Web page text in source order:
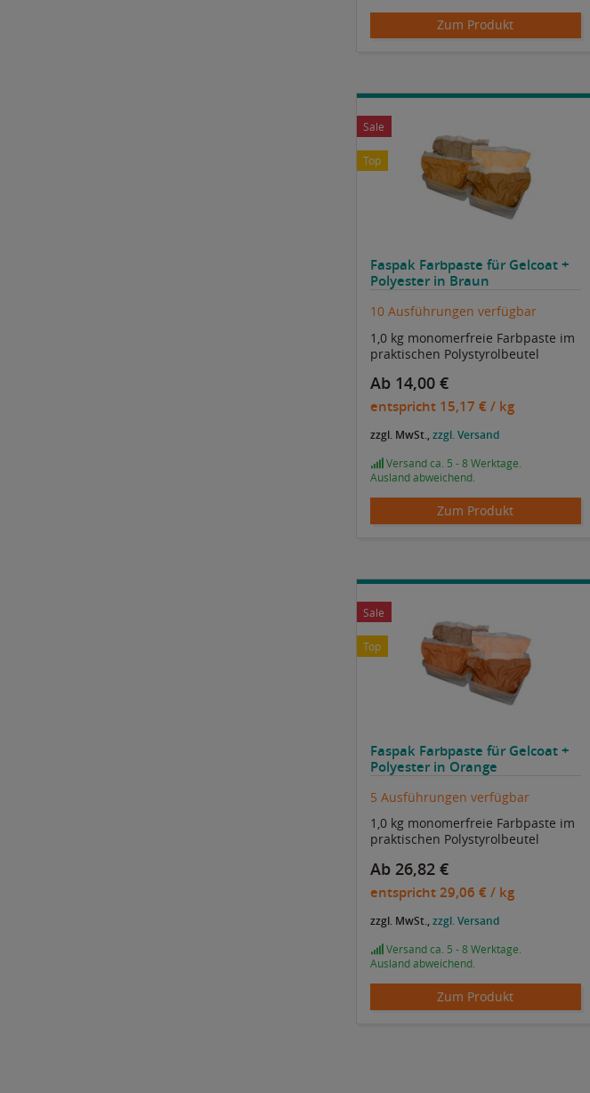
Zum Produkt
Sale
Top
Faspak Farbpaste für Gelcoat +
Polyester in Braun
10 Ausführungen verfügbar
1,0 kg monomerfreie Farbpaste im
praktischen Polystyrolbeutel
Ab 14,00 €
entspricht 15,17 € / kg
zzgl. MwSt.,zzgl. Versand
Versand ca. 5 - 8 Werktage.
Ausland abweichend.
Zum Produkt
Sale
Top
Faspak Farbpaste für Gelcoat +
Polyester in Orange
5 Ausführungen verfügbar
1,0 kg monomerfreie Farbpaste im
praktischen Polystyrolbeutel
Ab 26,82 €
entspricht29,06 € / kg
zzgl. MwSt.,zzgl. Versand
Versand ca. 5 - 8 Werktage.
Ausland abweichend.
Zum Produkt